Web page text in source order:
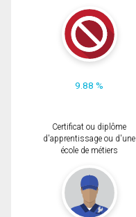
9.88 %
Certificat ou diplôme
d'apprentissage ou d'une
école de métiers